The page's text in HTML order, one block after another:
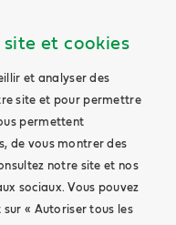
site et cookies
et analyser des
site et pour permettre
permettent
de vous montrer des
notre site et nos
sociaux. Vous pouvez
« Autoriser tous les